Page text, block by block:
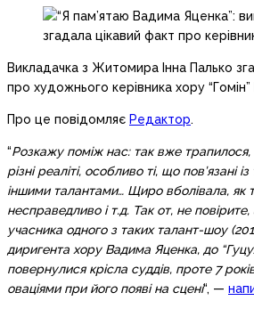
Викладачка з Житомира Інна Палько
про художнього керівника хору
Про це повідомляє Редактор.
“Розкажу поміж нас: так вже
різні реаліті, особливо ті, що
іншими талантами… Щиро вболівала,
несправедливо і т.д. Так от, не
учасника одного з таких талант-шоу
диригента хору Вадима Яценка, до
повернулися крісла суддів, проте 7
оваціями при його появі на сцені“, —